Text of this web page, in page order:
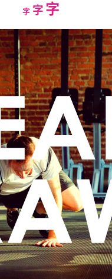
字Decrease
size.
字Reset
size.
字Increase
font
size.